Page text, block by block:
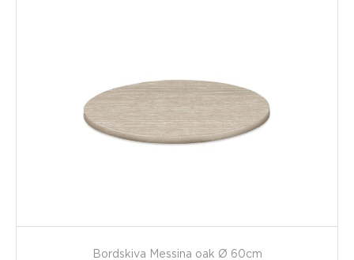
Bordskiva Messina oak Ø 60cm